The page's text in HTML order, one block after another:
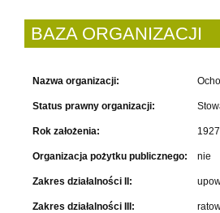
BAZA ORGANIZACJI
Nazwa organizacji:
Status prawny organizacji:
Rok założenia: 1927
Organizacja pożytku publicznego: nie
Zakres działalności II:
Zakres działalności III: